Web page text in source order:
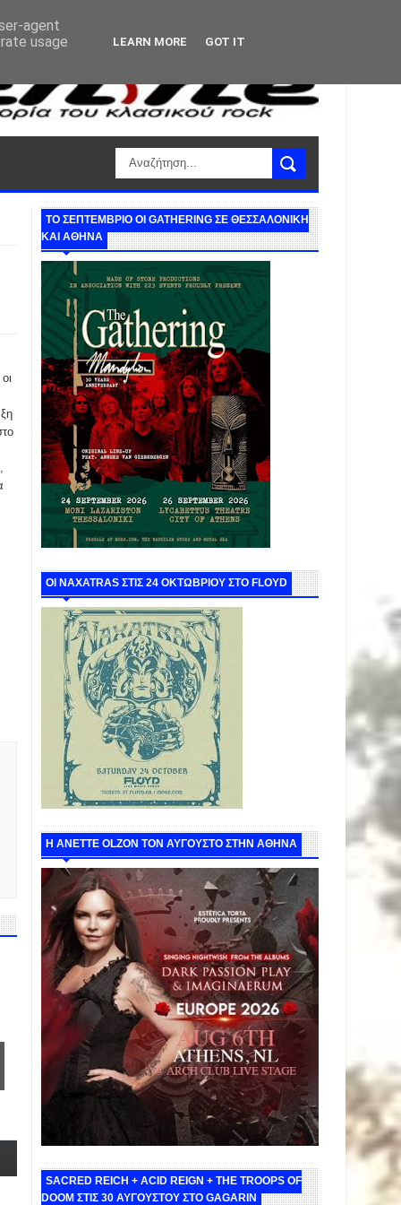
ΤΟ ΣΕΠΤΕΜΒΡΙΟ ΟΙ GATHERING ΣΕ ΘΕΣΣΑΛΟΝΙΚΗ
ΚΑΙ ΑΘΗΝΑ
ΟΙ NAXATRAS ΣΤΙΣ 24 ΟΚΤΩΒΡΙΟΥ ΣΤΟ FLOYD
Η ANETTE OLZON ΤΟΝ ΑΥΓΟΥΣΤΟ ΣΤΗΝ ΑΘΗΝΑ
SACRED REICH + ACID REIGN + THE TROOPS OF
DOOM ΣΤΙΣ 30 ΑΥΓΟΥΣΤΟΥ ΣΤΟ GAGARIN
agent
usage
LEARN MORE GOT IT